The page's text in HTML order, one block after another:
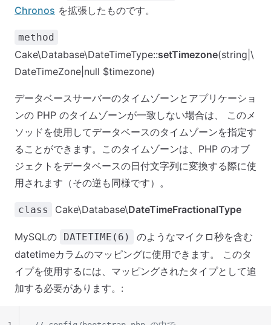
Chronos を拡張したものです。
method
Cake\Database\DateTimeType::setTimezone(string|\
DateTimeZone|null $timezone)
データベースサーバーのタイムゾーンとアプリケーショ
ンの PHP のタイムゾーンが一致しない場合は、 このメ
ソッドを使用してデータベースのタイムゾーンを指定す
ることができます。このタイムゾーンは、PHP のオブ
ジェクトをデータベースの日付文字列に変換する際に使
用されます（その逆も同様です）。
class Cake\Database\DateTimeFractionalType
MySQLの DATETIME(6)
のようなマイクロ秒を含む
datetimeカラムのマッピングに使用できます。 このタ
イプを使用するには、マッピングされたタイプとして追
加する必要があります。: